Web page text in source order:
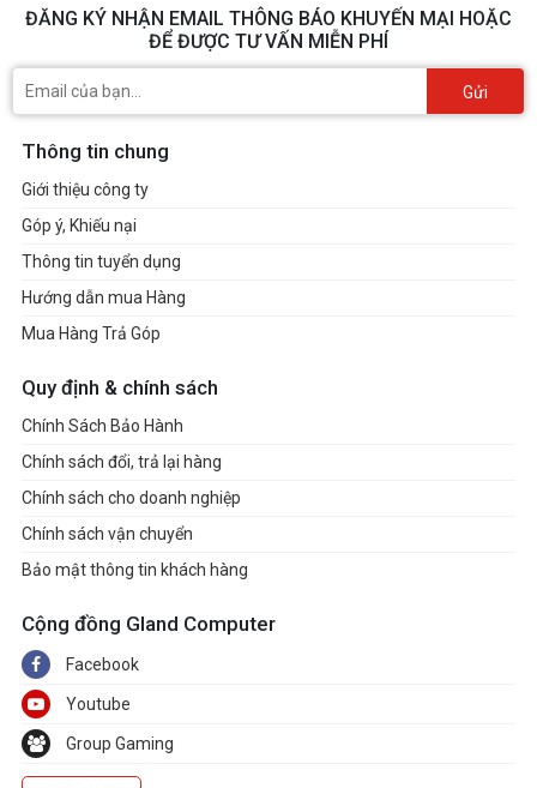
ĐĂNG KÝ NHẬN EMAIL THÔNG BÁO KHUYẾN MẠI HOẶC
ĐỂ ĐƯỢC TƯ VẤN MIỄN PHÍ
Gửi
Thông tin chung
Giới thiệu công ty
Góp ý, Khiếu nại
Thông tin tuyển dụng
Hướng dẫn mua Hàng
Mua Hàng Trả Góp
Quy định & chính sách
Chính Sách Bảo Hành
Chính sách đổi, trả lại hàng
Chính sách cho doanh nghiệp
Chính sách vận chuyển
Bảo mật thông tin khách hàng
Cộng đồng Gland Computer
Facebook
Youtube
Group Gaming